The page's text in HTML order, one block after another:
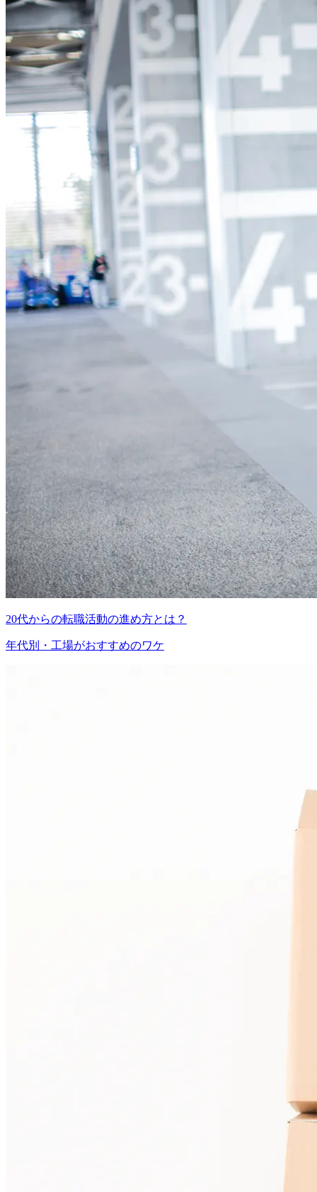
20代からの転職活動の進め方とは？
年代別・工場がおすすめのワケ